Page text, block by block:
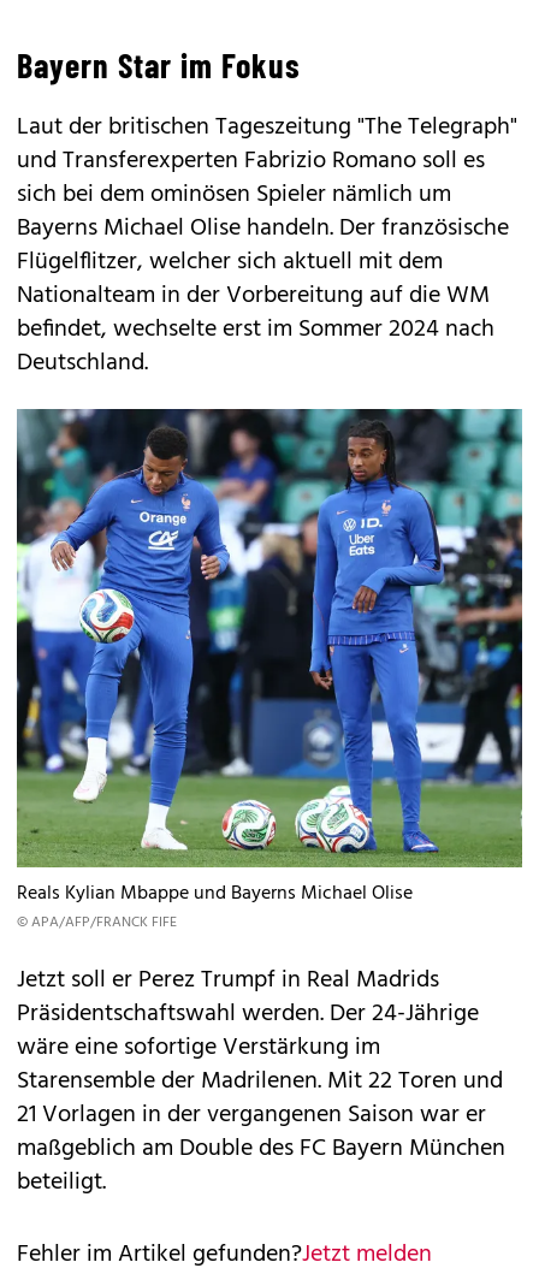
Bayern Star im Fokus
Laut der britischen Tageszeitung "The Telegraph"
und Transferexperten Fabrizio Romano soll es
sich bei dem ominösen Spieler nämlich um
Bayerns Michael Olise handeln. Der französische
Flügelflitzer, welcher sich aktuell mit dem
Nationalteam in der Vorbereitung auf die WM
befindet, wechselte erst im Sommer 2024 nach
Deutschland.
Reals Kylian Mbappe und Bayerns Michael Olise
© APA/AFP/FRANCK FIFE
Jetzt soll er Perez Trumpf in Real Madrids
Präsidentschaftswahl werden. Der 24-Jährige
wäre eine sofortige Verstärkung im
Starensemble der Madrilenen. Mit 22 Toren und
21 Vorlagen in der vergangenen Saison war er
maßgeblich am Double des FC Bayern München
beteiligt.
Fehler im Artikel gefunden?Jetzt melden